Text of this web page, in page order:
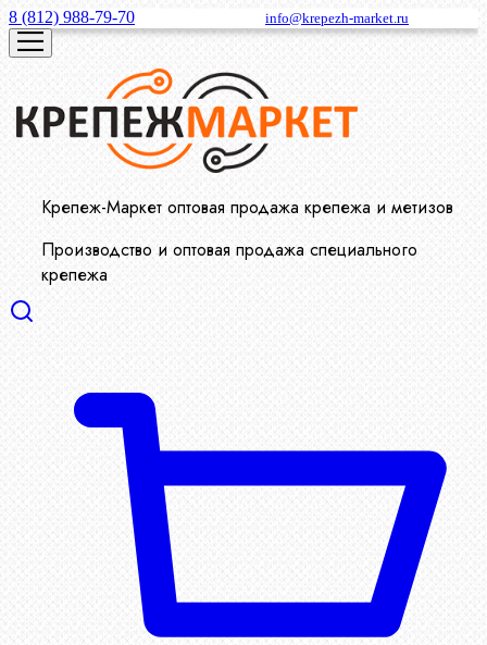
8 (812) 988-79-70 info@krepezh-market.ru
Крепеж-Маркет оптовая продажа крепежа и метизов
Производство и оптовая продажа специального
крепежа